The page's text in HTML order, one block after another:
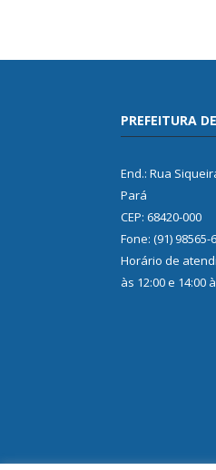
PREFEITURA
End.: Rua
Pará
CEP: 68420-000
Fone: (91) 98565-
Horário de
às 12:00 e 14:00